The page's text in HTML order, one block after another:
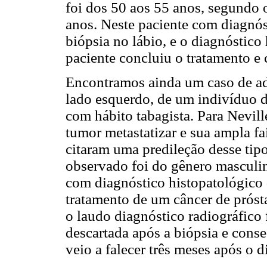
foi dos 50 aos 55 anos, segundo
anos. Neste paciente com
biópsia no lábio, e o
paciente concluiu o tratamento e
Encontramos ainda um caso de
lado esquerdo, de um indivíduo
com hábito tabagista. Para
tumor metastatizar e sua ampla
citaram uma predileção desse
observado foi do gênero
com diagnóstico histopatológico
tratamento de um câncer de
o laudo diagnóstico radiográfico
descartada após a biópsia e
veio a falecer três meses após o